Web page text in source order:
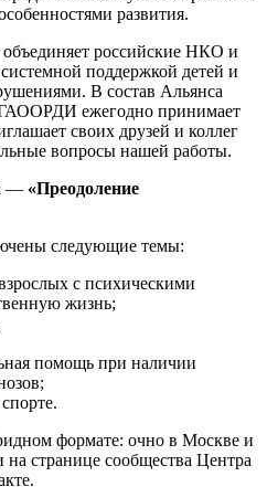
развития.
российские НКО и
поддержкой детей и
В состав Альянса
ежегодно принимает
своих друзей и коллег
вопросы нашей работы.
— «Преодоление
следующие темы:
с психическими
жизнь;
помощь при наличии
формате: очно в Москве и
странице сообщества Центра